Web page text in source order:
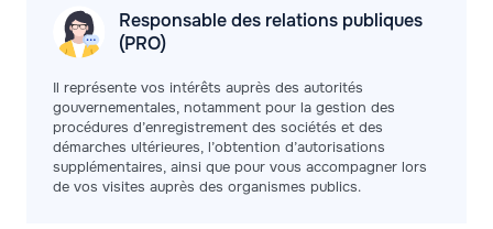
Responsable des relations publiques
(PRO)
Il représente vos intérêts auprès des autorités
gouvernementales, notamment pour la gestion des
procédures d’enregistrement des sociétés et des
démarches ultérieures, l’obtention d’autorisations
supplémentaires, ainsi que pour vous accompagner lors
de vos visites auprès des organismes publics.